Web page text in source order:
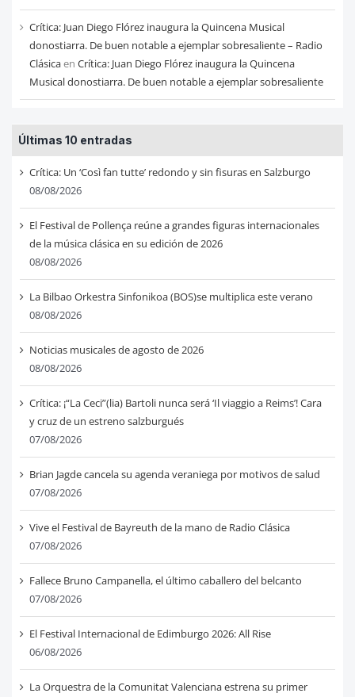
Crítica: Juan Diego Flórez inaugura la Quincena Musical
donostiarra. De buen notable a ejemplar sobresaliente – Radio
Clásicaen Crítica: Juan Diego Flórez inaugura la Quincena
Musical donostiarra. De buen notable a ejemplar sobresaliente
Últimas 10 entradas
Crítica: Un ‘Così fan tutte’ redondo y sin fisuras en Salzburgo
08/08/2026
El Festival de Pollença reúne a grandes figuras internacionales
de la música clásica en su edición de 2026
08/08/2026
La Bilbao Orkestra Sinfonikoa (BOS)se multiplica este verano
08/08/2026
Noticias musicales de agosto de 2026
08/08/2026
Crítica: ¡“La Ceci”(lia) Bartoli nunca será ‘Il viaggio a Reims’! Cara
y cruz de un estreno salzburgués
07/08/2026
Brian Jagde cancela su agenda veraniega por motivos de salud
07/08/2026
Vive el Festival de Bayreuth de la mano de Radio Clásica
07/08/2026
Fallece Bruno Campanella, el último caballero del belcanto
07/08/2026
El Festival Internacional de Edimburgo 2026: All Rise
06/08/2026
La Orquestra de la Comunitat Valenciana estrena su primer